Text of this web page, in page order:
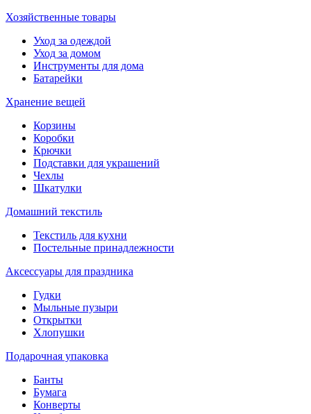
Хозяйственные товары
Уход за одеждой
Уход за домом
Инструменты для дома
Батарейки
Хранение вещей
Корзины
Коробки
Крючки
Подставки для украшений
Чехлы
Шкатулки
Домашний текстиль
Текстиль для кухни
Постельные принадлежности
Аксессуары для праздника
Гудки
Мыльные пузыри
Открытки
Хлопушки
Подарочная упаковка
Банты
Бумага
Конверты